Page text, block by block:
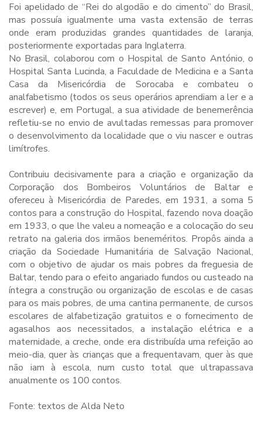
Foi apelidado de “Rei do algodão e do cimento” do Brasil,
mas possuía igualmente uma vasta extensão de terras
onde eram produzidas grandes quantidades de laranja,
posteriormente exportadas para Inglaterra.
No Brasil, colaborou com o Hospital de Santo António, o
Hospital Santa Lucinda, a Faculdade de Medicina e a Santa
Casa da Misericórdia de Sorocaba e combateu o
analfabetismo (todos os seus operários aprendiam a ler e a
escrever) e, em Portugal, a sua atividade de benemerência
refletiu-se no envio de avultadas remessas para promover
o desenvolvimento da localidade que o viu nascer e outras
limítrofes.
Contribuiu decisivamente para a criação e organização da
Corporação dos Bombeiros Voluntários de Baltar e
ofereceu à Misericórdia de Paredes, em 1931, a soma 5
contos para a construção do Hospital, fazendo nova doação
em 1933, o que lhe valeu a nomeação e a colocação do seu
retrato na galeria dos irmãos beneméritos. Propôs ainda a
criação da Sociedade Humanitária de Salvação Nacional,
com o objetivo de ajudar os mais pobres da freguesia de
Baltar, tendo para o efeito angariado fundos ou custeado na
íntegra a construção ou organização de escolas e de casas
para os mais pobres, de uma cantina permanente, de cursos
escolares de alfabetização gratuitos e o fornecimento de
agasalhos aos necessitados, a instalação elétrica e a
maternidade, a creche, onde era distribuída uma refeição ao
meio-dia, quer às crianças que a frequentavam, quer às que
não iam à escola, num custo total que ultrapassava
anualmente os 100 contos.
Fonte: textos de Alda Neto